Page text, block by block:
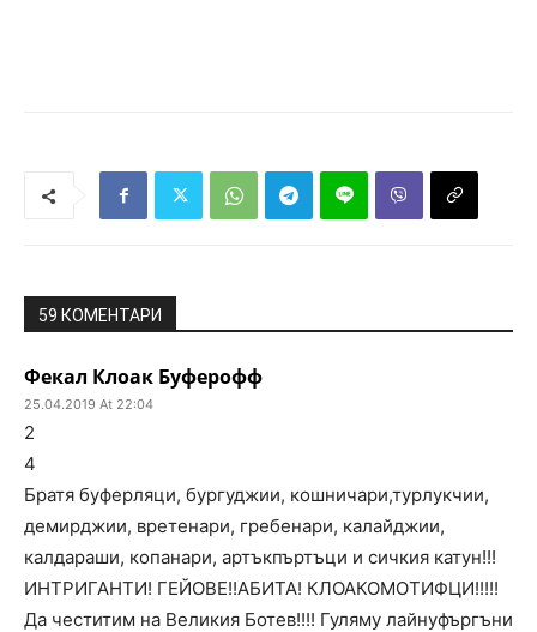
59 КОМЕНТАРИ
Фекал Клоак Буферофф
25.04.2019 At 22:04
2
4
Братя буферляци, бургуджии, кошничари,турлукчии,
демирджии, вретенари, гребенари, калайджии,
калдараши, копанари, артъкпъртъци и сичкия катун!!!
ИНТРИГАНТИ! ГЕЙОВЕ!!АБИТА! КЛОАКОМОТИФЦИ!!!!!
Да честитим на Великия Ботев!!!! Гуляму лайнуфъргъни